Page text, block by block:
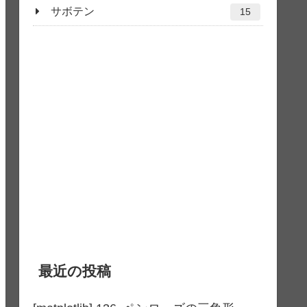
サボテン 15
最近の投稿